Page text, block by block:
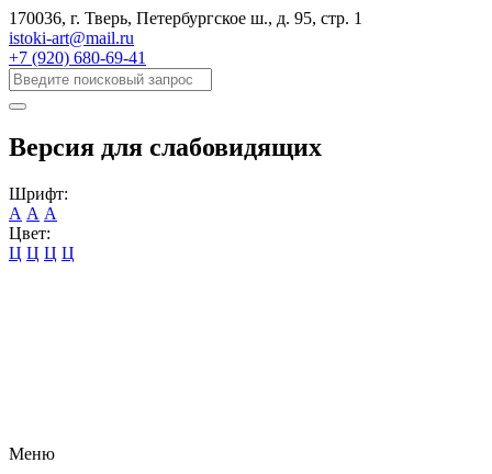
170036, г. Тверь, Петербургское ш., д. 95, cтр. 1
istoki-art@mail.ru
+7 (920) 680-69-41
Версия для слабовидящих
Шрифт:
А А А
Цвет:
Ц Ц Ц Ц
Меню